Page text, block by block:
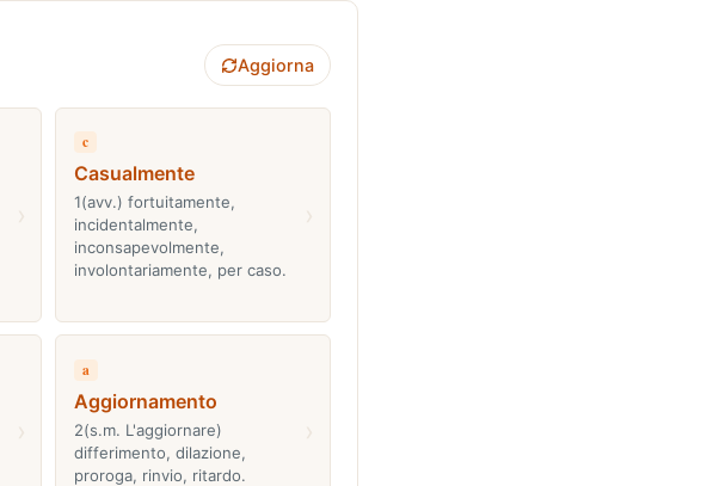
Aggiorna
c
Casualmente
1(avv.) fortuitamente,
incidentalmente,
inconsapevolmente,
involontariamente, per caso.
a
Aggiornamento
2(s.m. L'aggiornare)
differimento, dilazione,
proroga, rinvio, ritardo.